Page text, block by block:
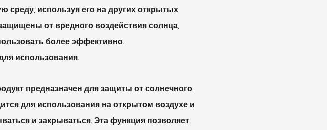
среду, используя его на других открытых
от вредного воздействия солнца,
более эффективно.
использования.
предназначен для защиты от солнечного
для использования на открытом воздухе и
и закрываться. Эта функция позволяет